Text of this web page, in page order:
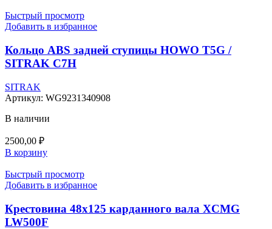
Быстрый просмотр
Добавить в избранное
Кольцо ABS задней ступицы HOWO T5G /
SITRAK C7H
SITRAK
Артикул: WG9231340908
В наличии
2500,00 ₽
В корзину
Быстрый просмотр
Добавить в избранное
Крестовина 48х125 карданного вала XCMG
LW500F